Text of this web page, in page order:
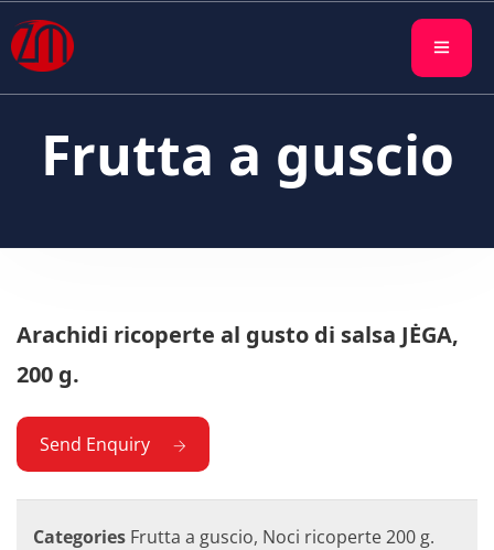
Frutta a guscio
Arachidi ricoperte al gusto di salsa JĖGA,
200 g.
Send Enquiry
Categories Frutta a guscio, Noci ricoperte 200 g.